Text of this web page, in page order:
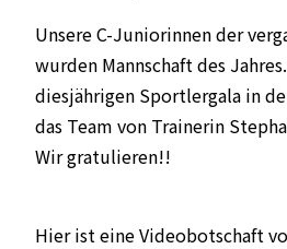
Unsere C-Juniorinnen der
wurden Mannschaft des
diesjährigen Sportlergala in
das Team von Trainerin
Wir gratulieren!!
Hier ist eineVideobotschaft